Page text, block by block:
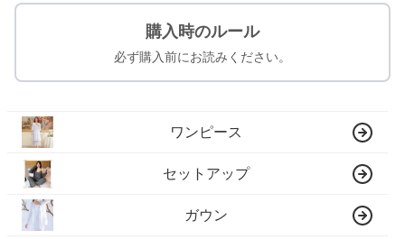
購入時のルール
必ず購入前にお読みください。
ワンピース
セットアップ
ガウン